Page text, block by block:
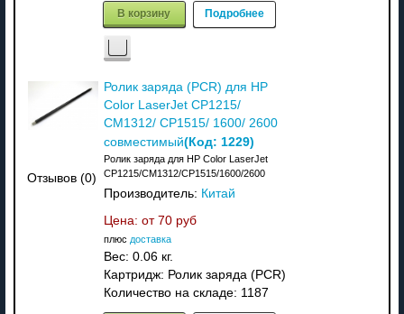
В корзину Подробнее
Отзывов (0)
Ролик заряда (PCR) для HP
Color LaserJet CP1215/
CM1312/ CP1515/ 1600/ 2600
совместимый(Код: 1229)
Ролик заряда для HP Color LaserJet
CP1215/CM1312/CP1515/1600/2600
Производитель: Китай
Цена: от 70 руб
плюс доставка
Вес: 0.06 кг.
Картридж: Ролик заряда (PCR)
Количество на складе: 1187